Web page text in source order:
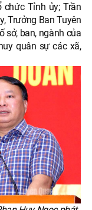
chức Tỉnh ủy; Trần
Trưởng Ban Tuyên
sở, ban, ngành của
quân sự các xã,